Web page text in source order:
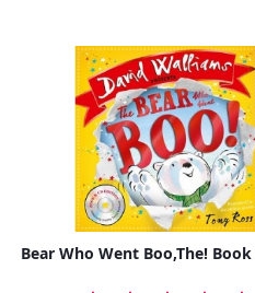
Bear Who Went Boo,The!